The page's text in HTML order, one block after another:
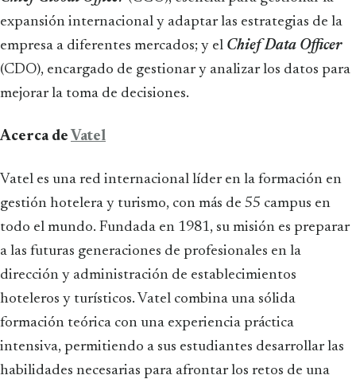
expansión internacional y adaptar las estrategias de la
empresa a diferentes mercados; y el Chief Data Officer
(CDO), encargado de gestionar y analizar los datos para
mejorar la toma de decisiones.
Acerca de Vatel
Vatel es una red internacional líder en la formación en
gestión hotelera y turismo, con más de 55 campus en
todo el mundo. Fundada en 1981, su misión es preparar
a las futuras generaciones de profesionales en la
dirección y administración de establecimientos
hoteleros y turísticos. Vatel combina una sólida
formación teórica con una experiencia práctica
intensiva, permitiendo a sus estudiantes desarrollar las
habilidades necesarias para afrontar los retos de una